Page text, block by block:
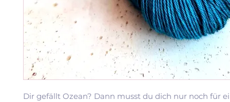
Dir gefällt Ozean? Dann musst du dich nur noch für